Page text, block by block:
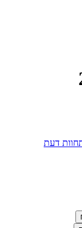
חוות דעת